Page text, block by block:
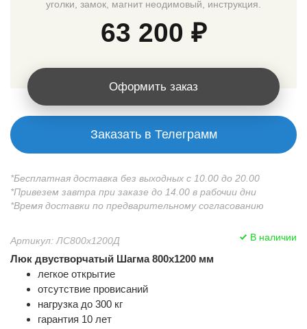
Артикул: ЛС800x1200Д В наличии
Люк двустворчатый Шагма 800x1200 мм
легкое открытие
отсутствие провисаний
нагрузка до 300 кг
гарантия 10 лет
уголки, замок, магнит неодимовый, инструкция.
63 200 ₽
Оформить заказ
Заказать в Телеграмм
*Бесплатная доставка без выходных с 10.00 до 20.00
*Привезем завтра при заказе до 14.00 в рабочии дни
*Время доставки по предварительному согласованию